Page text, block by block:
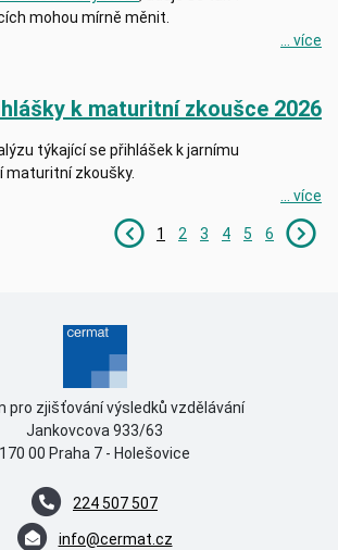
mohou mírně měnit.
... více
k maturitní zkoušce 2026
týkající se přihlášek k jarnímu
maturitní zkoušky.
... více
1 2 3 4 5 6
pro zjišťování výsledků vzdělávání
Jankovcova 933/63
170 00 Praha 7 - Holešovice
224 507 507
info@cermat.cz